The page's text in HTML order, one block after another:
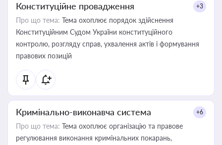
Конституційне провадження +3
Про що тема: Тема охоплює порядок здійснення
Конституційним Судом України конституційного
контролю, розгляду справ, ухвалення актів і формування
правових позицій
Кримінально-виконавча система +6
Про що тема: Тема охоплює організацію та правове
регулювання виконання кримінальних покарань,